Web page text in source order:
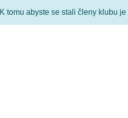
K tomu abyste se stali členy klubu